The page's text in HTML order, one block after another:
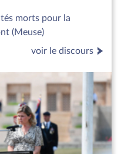
morts pour la
(Meuse)
voir le discours